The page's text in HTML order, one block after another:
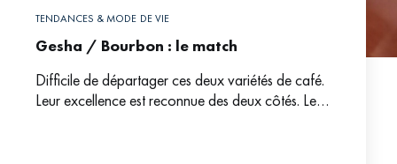
TENDANCES & MODE DE VIE
Gesha / Bourbon : le match
Difficile de départager ces deux variétés de café.
Leur excellence est reconnue des deux côtés. Les